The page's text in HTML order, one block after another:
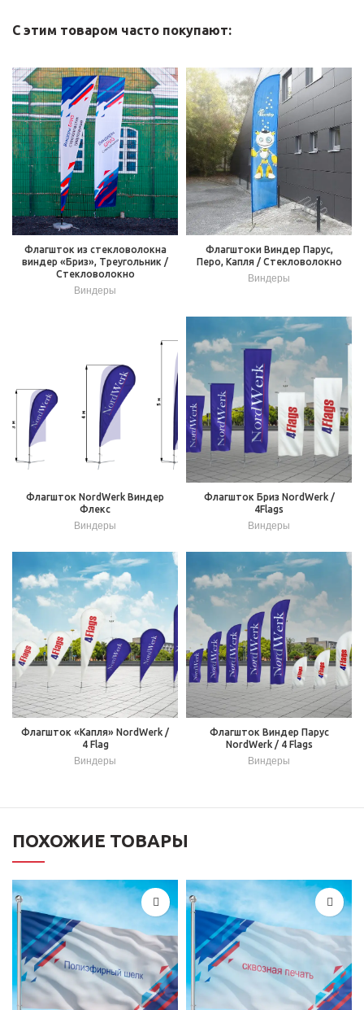
С этим товаром часто покупают:
Флагшток из стекловолокна
виндер «Бриз», Треугольник /
Стекловолокно
Виндеры
Флагштоки Виндер Парус,
Перо, Капля / Стекловолокно
Виндеры
Флагшток NordWerk Виндер
Флекс
Виндеры
Флагшток Бриз NordWerk /
4Flags
Виндеры
Флагшток «Капля» NordWerk /
4 Flag
Виндеры
Флагшток Виндер Парус
NordWerk / 4 Flags
Виндеры
ПОХОЖИЕ ТОВАРЫ